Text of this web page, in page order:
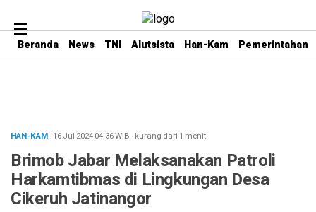
Beranda News TNI Alutsista Han-Kam Pemerintahan
HAN-KAM· 16 Jul 202404:36WIB · kurang dari 1 menit
Brimob Jabar Melaksanakan Patroli
Harkamtibmas di Lingkungan Desa
Cikeruh Jatinangor